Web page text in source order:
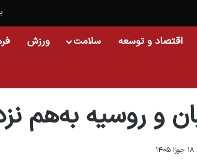
اقتصاد و توسعه سلامت ورزش
و روسیه به‌هم